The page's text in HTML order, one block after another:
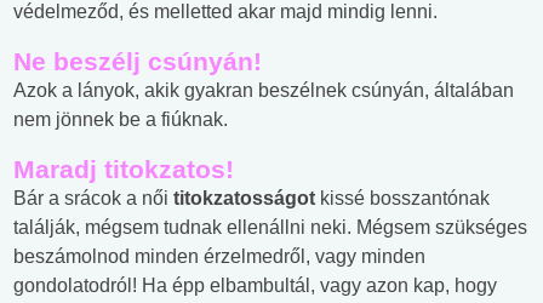
védelmeződ, és melletted akar majd mindig lenni.
Ne beszélj csúnyán!
Azok a lányok, akik gyakran beszélnek csúnyán, általában
nem jönnek be a fiúknak.
Maradj titokzatos!
Bár a srácok a női titokzatosságot kissé bosszantónak
találják, mégsem tudnak ellenállni neki. Mégsem szükséges
beszámolnod minden érzelmedről, vagy minden
gondolatodról! Ha épp elbambultál, vagy azon kap, hogy